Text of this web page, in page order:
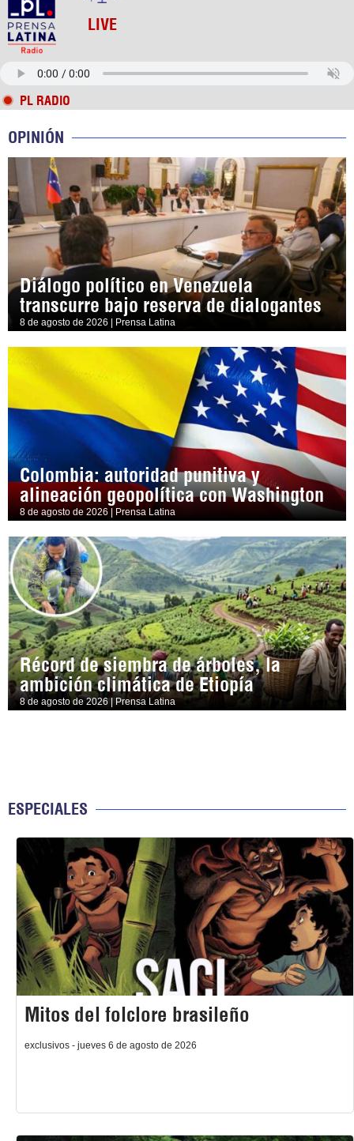
LIVE
PL RADIO
OPINIÓN
Diálogo político en Venezuela
transcurre bajo reserva de dialogantes
8 de agosto de 2026 | Prensa Latina
Colombia: autoridad punitiva y
alineación geopolítica con Washington
8 de agosto de 2026 | Prensa Latina
Récord de siembra de árboles, la
ambición climática de Etiopía
8 de agosto de 2026 | Prensa Latina
ESPECIALES
Mitos del folclore brasileño
exclusivos - jueves 6 de agosto de 2026